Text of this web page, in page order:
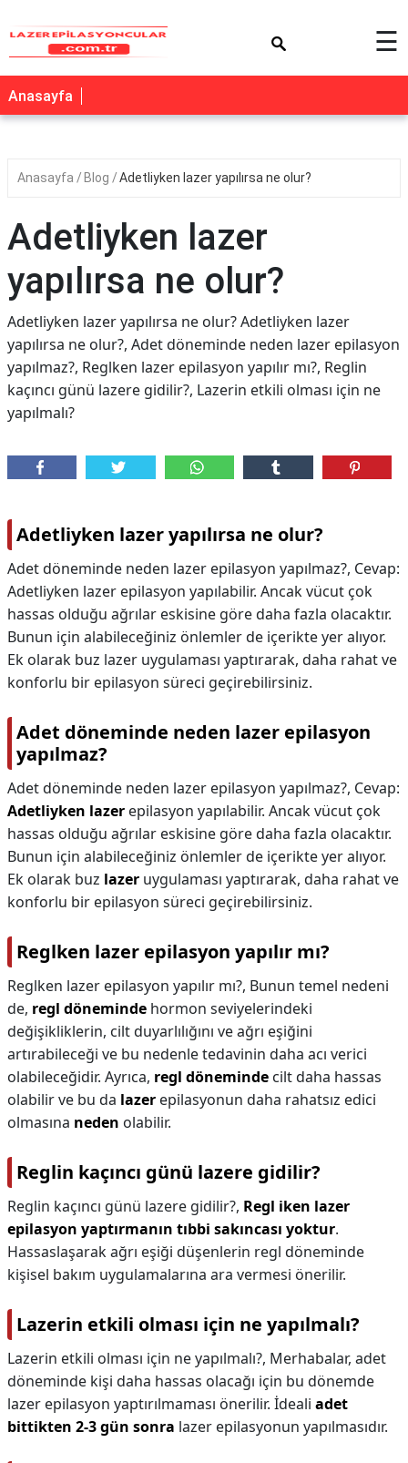
☰
Anasayfa
Anasayfa Blog Adetliyken lazer yapılırsa ne olur?
Adetliyken lazer
yapılırsa ne olur?
Adetliyken lazer yapılırsa ne olur? Adetliyken lazer
yapılırsa ne olur?, Adet döneminde neden lazer epilasyon
yapılmaz?, Reglken lazer epilasyon yapılır mı?, Reglin
kaçıncı günü lazere gidilir?, Lazerin etkili olması için ne
yapılmalı?
Adetliyken lazer yapılırsa ne olur?
Adet döneminde neden lazer epilasyon yapılmaz?, Cevap:
Adetliyken lazer epilasyon yapılabilir. Ancak vücut çok
hassas olduğu ağrılar eskisine göre daha fazla olacaktır.
Bunun için alabileceğiniz önlemler de içerikte yer alıyor.
Ek olarak buz lazer uygulaması yaptırarak, daha rahat ve
konforlu bir epilasyon süreci geçirebilirsiniz.
Adet döneminde neden lazer epilasyon
yapılmaz?
Adet döneminde neden lazer epilasyon yapılmaz?, Cevap:
Adetliyken lazer epilasyon yapılabilir. Ancak vücut çok
hassas olduğu ağrılar eskisine göre daha fazla olacaktır.
Bunun için alabileceğiniz önlemler de içerikte yer alıyor.
Ek olarak buz lazer uygulaması yaptırarak, daha rahat ve
konforlu bir epilasyon süreci geçirebilirsiniz.
Reglken lazer epilasyon yapılır mı?
Reglken lazer epilasyon yapılır mı?, Bunun temel nedeni
de, regl döneminde hormon seviyelerindeki
değişikliklerin, cilt duyarlılığını ve ağrı eşiğini
artırabileceği ve bu nedenle tedavinin daha acı verici
olabileceğidir. Ayrıca, regl döneminde cilt daha hassas
olabilir ve bu da lazer epilasyonun daha rahatsız edici
olmasına neden olabilir.
Reglin kaçıncı günü lazere gidilir?
Reglin kaçıncı günü lazere gidilir?, Regl iken lazer
epilasyon yaptırmanın tıbbi sakıncası yoktur.
Hassaslaşarak ağrı eşiği düşenlerin regl döneminde
kişisel bakım uygulamalarına ara vermesi önerilir.
Lazerin etkili olması için ne yapılmalı?
Lazerin etkili olması için ne yapılmalı?, Merhabalar, adet
döneminde kişi daha hassas olacağı için bu dönemde
lazer epilasyon yaptırılmaması önerilir. İdeali adet
bittikten 2-3 gün sonra lazer epilasyonun yapılmasıdır.